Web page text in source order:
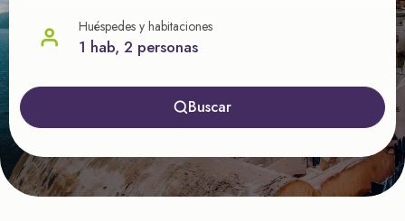
nuestras ofertas
Huéspedes y habitaciones
1 hab, 2 personas
Buscar